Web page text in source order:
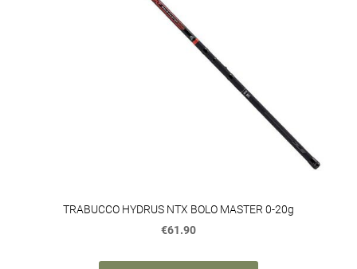
TRABUCCO HYDRUS NTX BOLO MASTER 0-20g
€61.90